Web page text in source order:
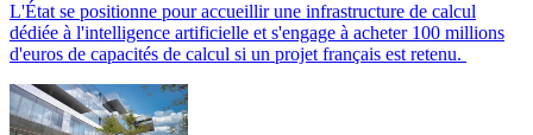
L'État se positionne pour accueillir une infrastructure de calcul
dédiée à l'intelligence artificielle et s'engage à acheter 100 millions
d'euros de capacités de calcul si un projet français est retenu.